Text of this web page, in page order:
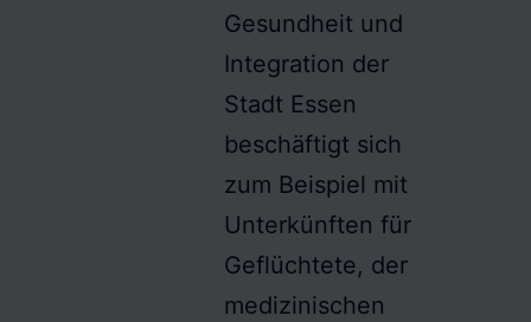
Gesundheit und
Integration der
Stadt Essen
beschäftigt sich
zum Beispiel mit
Unterkünften für
Geflüchtete, der
medizinischen